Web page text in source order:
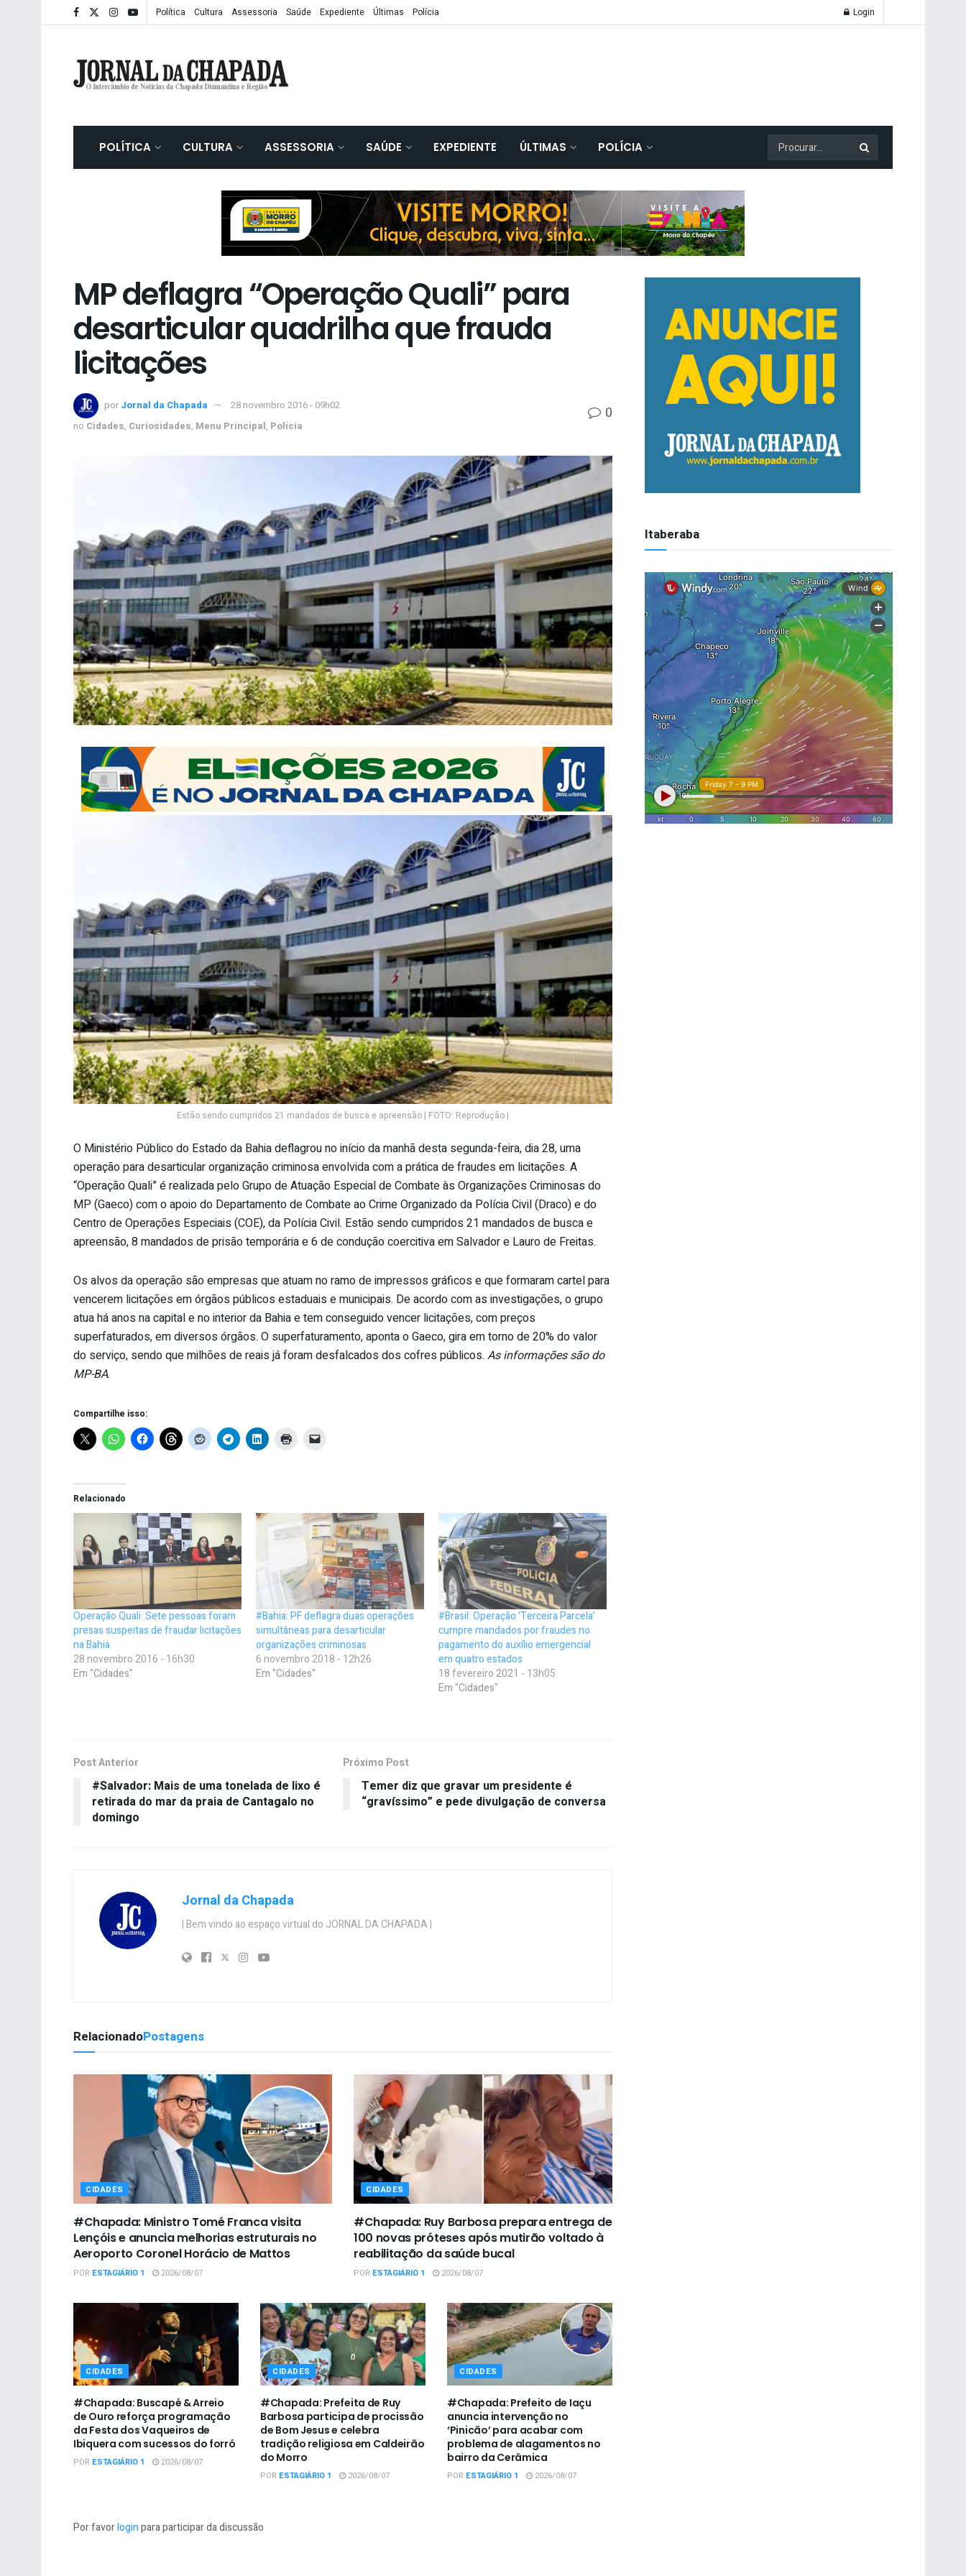
Política Cultura Assessoria Saúde Expediente Últimas Polícia Login
POLÍTICA CULTURA ASSESSORIA SAÚDE EXPEDIENTE ÚLTIMAS POLÍCIA
MP deflagra “Operação Quali” para
desarticular quadrilha que frauda
licitações
por Jornal da Chapada
28 novembro 2016 - 09h02
no Cidades, Curiosidades, Menu Principal, Polícia
0
Estão sendo cumpridos 21 mandados de busca e apreensão | FOTO: Reprodução |
O Ministério Público do Estado da Bahia deflagrou no início da manhã desta segunda-feira, dia 28, uma
operação para desarticular organização criminosa envolvida com a prática de fraudes em licitações. A
“Operação Quali” é realizada pelo Grupo de Atuação Especial de Combate às Organizações Criminosas do
MP (Gaeco) com o apoio do Departamento de Combate ao Crime Organizado da Polícia Civil (Draco) e do
Centro de Operações Especiais (COE), da Polícia Civil. Estão sendo cumpridos 21 mandados de busca e
apreensão, 8 mandados de prisão temporária e 6 de condução coercitiva em Salvador e Lauro de Freitas.
Os alvos da operação são empresas que atuam no ramo de impressos gráficos e que formaram cartel para
vencerem licitações em órgãos públicos estaduais e municipais. De acordo com as investigações, o grupo
atua há anos na capital e no interior da Bahia e tem conseguido vencer licitações, com preços
superfaturados, em diversos órgãos. O superfaturamento, aponta o Gaeco, gira em torno de 20% do valor
do serviço, sendo que milhões de reais já foram desfalcados dos cofres públicos. As informações são do
MP-BA.
Compartilhe isso:
Relacionado
Operação Quali: Sete pessoas foram
presas suspeitas de fraudar licitações
na Bahia
28 novembro 2016 - 16h30
Em "Cidades"
#Bahia: PF deflagra duas operações
simultâneas para desarticular
organizações criminosas
6 novembro 2018 - 12h26
Em "Cidades"
#Brasil: Operação ‘Terceira Parcela’
cumpre mandados por fraudes no
pagamento do auxílio emergencial
em quatro estados
18 fevereiro 2021 - 13h05
Em "Cidades"
Post Anterior
#Salvador: Mais de uma tonelada de lixo é
retirada do mar da praia de Cantagalo no
domingo
Próximo Post
Temer diz que gravar um presidente é
“gravíssimo” e pede divulgação de conversa
Jornal da Chapada
| Bem vindo ao espaço virtual do JORNAL DA CHAPADA |
RelacionadoPostagens
CIDADES
#Chapada: Ministro Tomé Franca visita
Lençóis e anuncia melhorias estruturais no
Aeroporto Coronel Horácio de Mattos
POR ESTAGIÁRIO 1 2026/08/07
CIDADES
#Chapada: Ruy Barbosa prepara entrega de
100 novas próteses após mutirão voltado à
reabilitação da saúde bucal
POR ESTAGIÁRIO 1 2026/08/07
CIDADES
#Chapada: Buscapé & Arreio
de Ouro reforça programação
da Festa dos Vaqueiros de
Ibiquera com sucessos do forró
POR ESTAGIÁRIO 1 2026/08/07
CIDADES
#Chapada: Prefeita de Ruy
Barbosa participa de procissão
de Bom Jesus e celebra
tradição religiosa em Caldeirão
do Morro
POR ESTAGIÁRIO 1 2026/08/07
CIDADES
#Chapada: Prefeito de Iaçu
anuncia intervenção no
‘Pinicão’ para acabar com
problema de alagamentos no
bairro da Cerâmica
POR ESTAGIÁRIO 1 2026/08/07
Por favorloginpara participar da discussão
Itaberaba